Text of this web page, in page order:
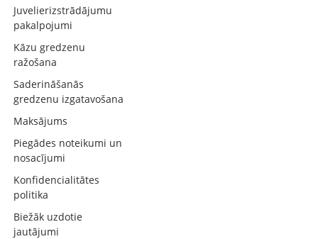
Juvelierizstrādājumu
pakalpojumi
Kāzu gredzenu
ražošana
Saderināšanās
gredzenu izgatavošana
Maksājums
Piegādes noteikumi un
nosacījumi
Konfidencialitātes
politika
Biežāk uzdotie
jautājumi